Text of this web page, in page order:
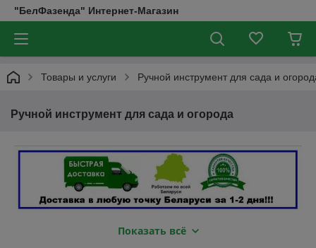
"БелФазенда" Интернет-Магазин
Товары и услуги Ручной инструмент для сада и
Ручной инструмент для сада и огорода
Показать всё